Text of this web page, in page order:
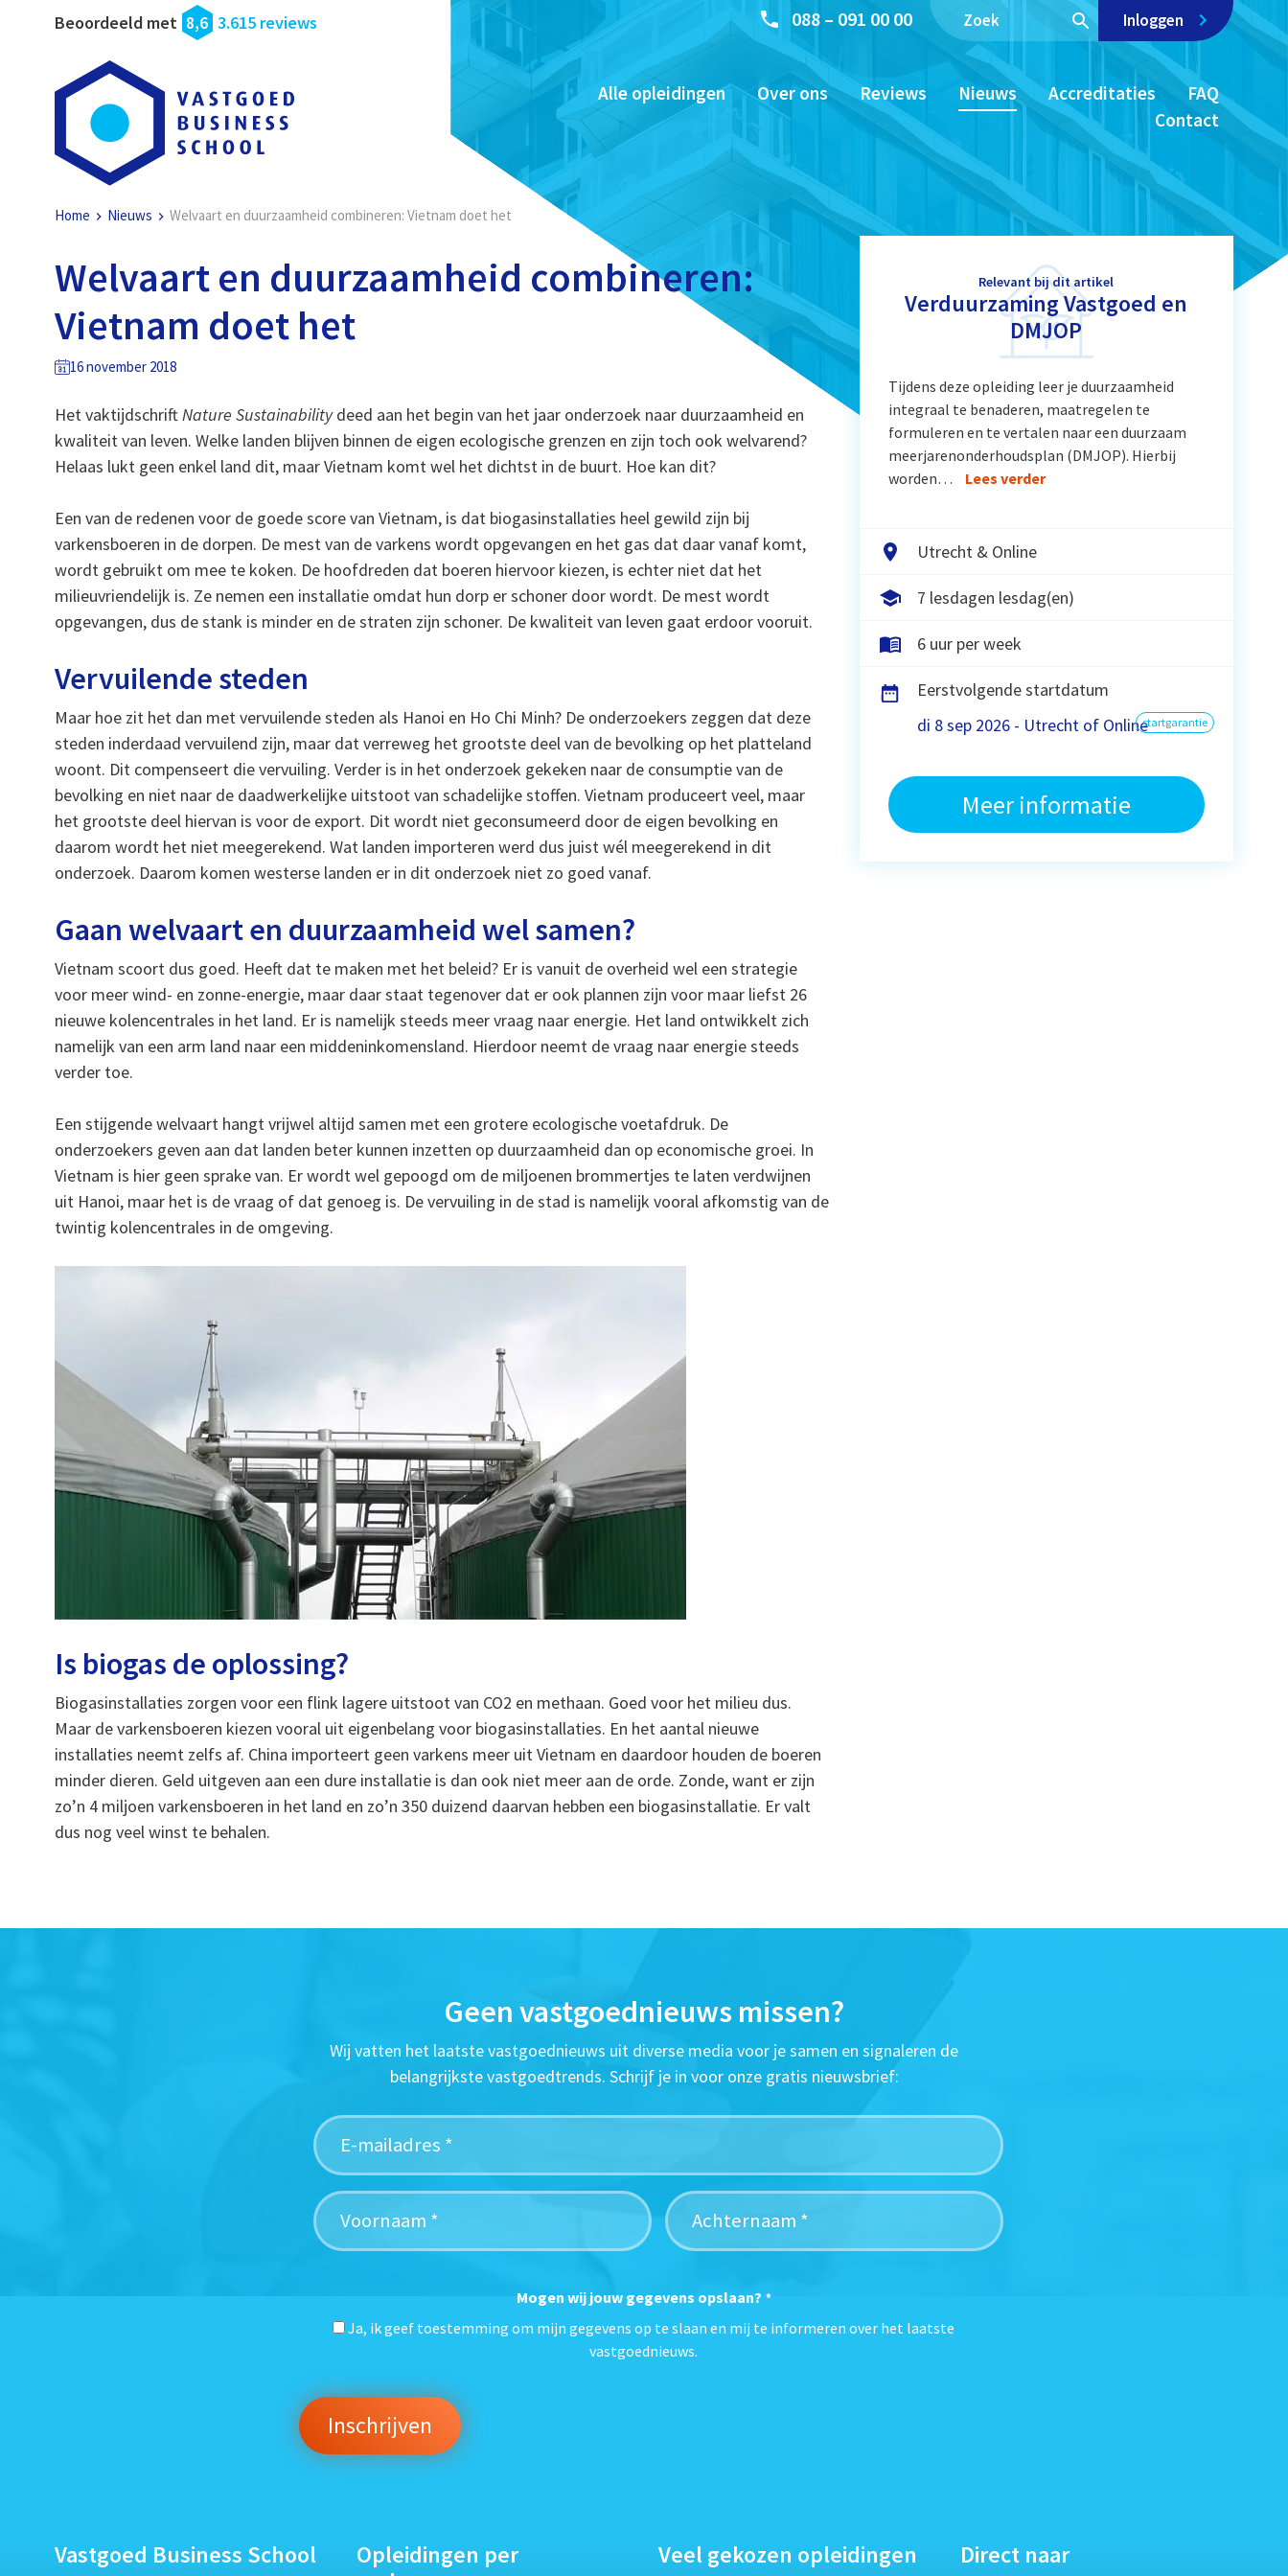
Beoordeeld met 8,6 3.615 reviews 088 – 091 00 00 Inloggen
Alle opleidingen Over ons Reviews Nieuws Accreditaties
FAQ
Contact
Home Nieuws Welvaart en duurzaamheid combineren: Vietnam doet het
Welvaart en duurzaamheid combineren:
Vietnam doet het
16 november 2018
Het vaktijdschriftNature Sustainabilitydeed aan het begin van het jaar onderzoek naar duurzaamheid en
kwaliteit van leven. Welke landen blijven binnen de eigen ecologische grenzen en zijn toch ook welvarend?
Helaas lukt geen enkel land dit, maar Vietnam komt wel het dichtst in de buurt. Hoe kan dit?
Een van de redenen voor de goede score van Vietnam, is dat biogasinstallaties heel gewild zijn bij
varkensboeren in de dorpen. De mest van de varkens wordt opgevangen en het gas dat daar vanaf komt,
wordt gebruikt om mee te koken. De hoofdreden dat boeren hiervoor kiezen, is echter niet dat het
milieuvriendelijk is. Ze nemen een installatie omdat hun dorp er schoner door wordt. De mest wordt
opgevangen, dus de stank is minder en de straten zijn schoner. De kwaliteit van leven gaat erdoor vooruit.
Vervuilende steden
Maar hoe zit het dan met vervuilende steden als Hanoi en Ho Chi Minh? De onderzoekers zeggen dat deze
steden inderdaad vervuilend zijn, maar dat verreweg het grootste deel van de bevolking op het platteland
woont. Dit compenseert die vervuiling. Verder is in het onderzoek gekeken naar de consumptie van de
bevolking en niet naar de daadwerkelijke uitstoot van schadelijke stoffen. Vietnam produceert veel, maar
het grootste deel hiervan is voor de export. Dit wordt niet geconsumeerd door de eigen bevolking en
daarom wordt het niet meegerekend. Wat landen importeren werd dus juist wél meegerekend in dit
onderzoek. Daarom komen westerse landen er in dit onderzoek niet zo goed vanaf.
Gaan welvaart en duurzaamheid wel samen?
Vietnam scoort dus goed. Heeft dat te maken met het beleid? Er is vanuit de overheid wel een strategie
voor meer wind- en zonne-energie, maar daar staat tegenover dat er ook plannen zijn voor maar liefst 26
nieuwe kolencentrales in het land. Er is namelijk steeds meer vraag naar energie. Het land ontwikkelt zich
namelijk van een arm land naar een middeninkomensland. Hierdoor neemt de vraag naar energie steeds
verder toe.
Een stijgende welvaart hangt vrijwel altijd samen met een grotere ecologische voetafdruk. De
onderzoekers geven aan dat landen beter kunnen inzetten op duurzaamheid dan op economische groei. In
Vietnam is hier geen sprake van. Er wordt wel gepoogd om de miljoenen brommertjes te laten verdwijnen
uit Hanoi, maar het is de vraag of dat genoeg is. De vervuiling in de stad is namelijk vooral afkomstig van de
twintig kolencentrales in de omgeving.
Is biogas de oplossing?
Biogasinstallaties zorgen voor een flink lagere uitstoot van CO2 en methaan. Goed voor het milieu dus.
Maar de varkensboeren kiezen vooral uit eigenbelang voor biogasinstallaties. En het aantal nieuwe
installaties neemt zelfs af. China importeert geen varkens meer uit Vietnam en daardoor houden de boeren
minder dieren. Geld uitgeven aan een dure installatie is dan ook niet meer aan de orde. Zonde, want er zijn
zo’n 4 miljoen varkensboeren in het land en zo’n 350 duizend daarvan hebben een biogasinstallatie. Er valt
dus nog veel winst te behalen.
Relevant bij dit artikel
Verduurzaming Vastgoed en
DMJOP
Tijdens deze opleiding leer je duurzaamheid
integraal te benaderen, maatregelen te
formuleren en te vertalen naar een duurzaam
meerjarenonderhoudsplan (DMJOP). Hierbij
worden…
Lees verder
Utrecht & Online
7 lesdagen lesdag(en)
6 uur per week
Eerstvolgende startdatum
di 8 sep 2026 - Utrecht of Onlinestartgarantie
Meer informatie
Geen vastgoednieuws missen?
Wij vatten het laatste vastgoednieuws uit diverse media voor je samen en signaleren de
belangrijkste vastgoedtrends. Schrijf je in voor onze gratis nieuwsbrief:
Mogen wij jouw gegevens opslaan? *
Ja, ik geef toestemming om mijn gegevens op te slaan en mij te informeren over het laatste
vastgoednieuws.
Vastgoed Business School
Opleidingen per
Veel gekozen opleidingen Direct naar